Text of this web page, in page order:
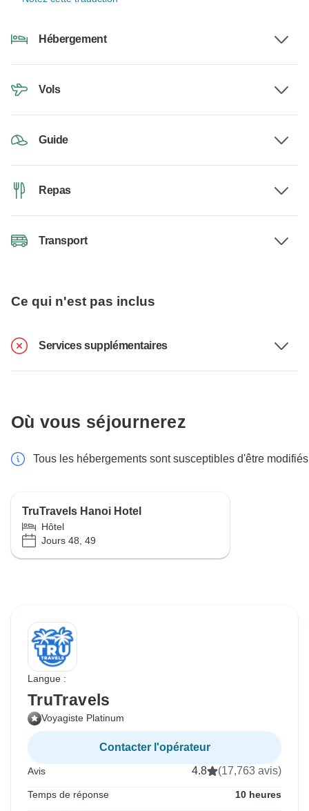
Hébergement
Vols
Guide
Repas
Transport
Ce qui n'est pas inclus
Services supplémentaires
Où vous séjournerez
Tous les hébergements sont susceptibles d'être modifiés
TruTravels Hanoi Hotel
Hôtel
Jours 48, 49
Langue :
TruTravels
Voyagiste Platinum
Contacter l'opérateur
Avis 4.8 (17,763 avis)
Temps de réponse 10 heures